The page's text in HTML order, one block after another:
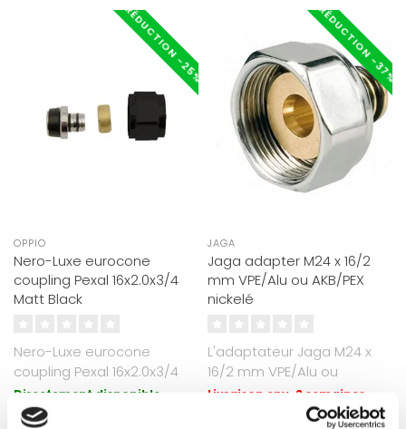
RÉDUCTION -25%
OPPIO
Nero-Luxe eurocone
coupling Pexal 16x2.0x3/4
Matt Black
Nero-Luxe eurocone
coupling Pexal 16x2.0x3/4
Matt Black
Directement disponible
€7,92
RÉDUCTION -37%
JAGA
Jaga adapter M24 x 16/2
mm VPE/Alu ou AKB/PEX
nickelé
L'adaptateur Jaga M24 x
16/2 mm VPE/Alu ou
AKB/PEX est idéal pour les
Livraison env. 3 semaines